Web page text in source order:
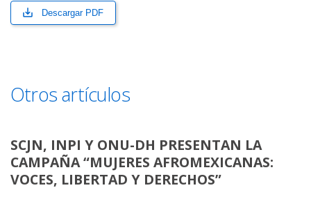
Descargar PDF
Otros artículos
SCJN, INPI Y ONU-DH PRESENTAN LA
CAMPAÑA “MUJERES AFROMEXICANAS:
VOCES, LIBERTAD Y DERECHOS”